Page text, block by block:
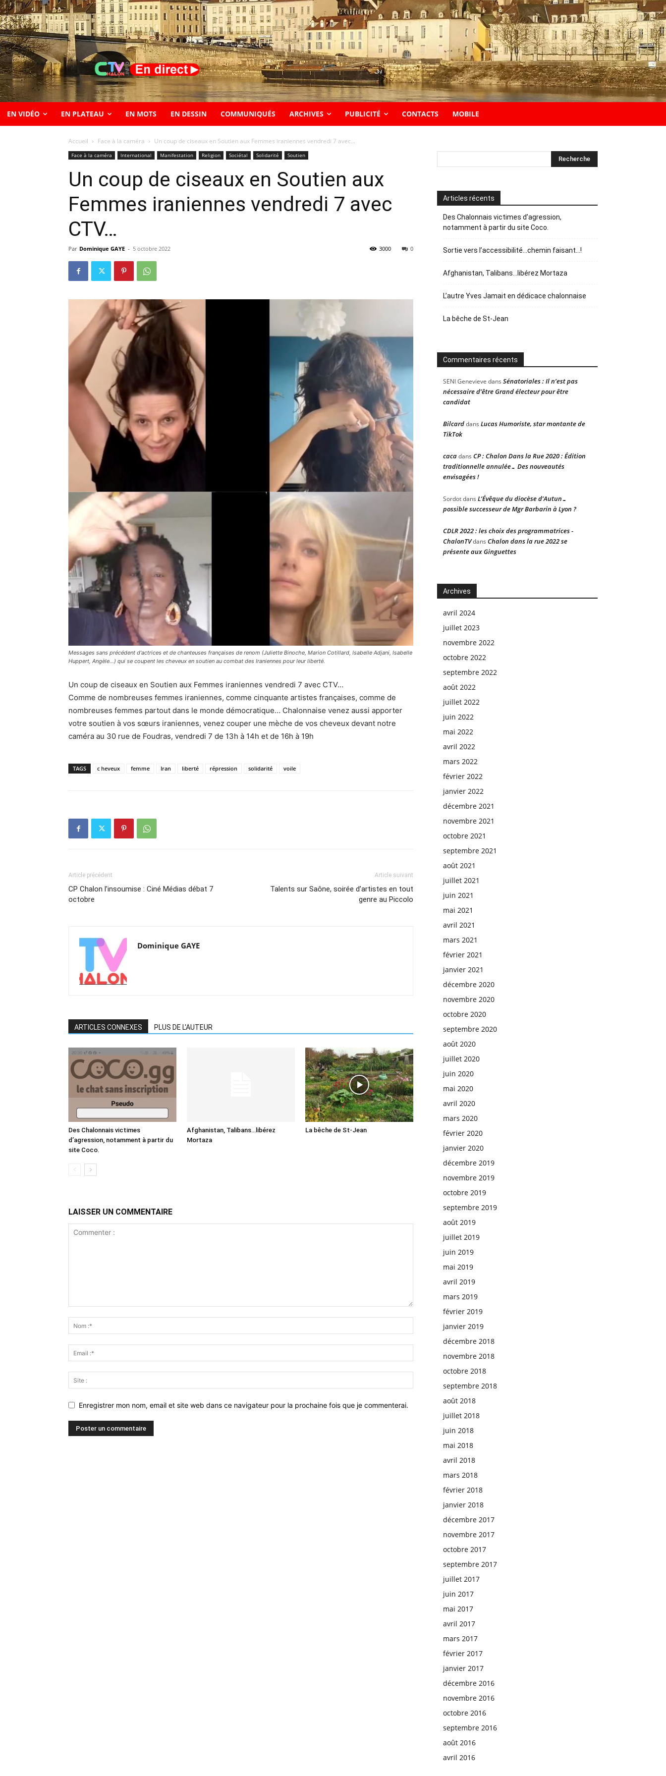
EN VIDÉO EN PLATEAU EN MOTS EN DESSIN COMMUNIQUÉS ARCHIVES PUBLICITÉ CONTACTS MOBILE
Accueil Face à la caméra Un coup de ciseaux en Soutien aux Femmes iraniennes vendredi 7 avec...
Face à la caméra International Manifestation Religion Sociétal Solidarité Soutien
Un coup de ciseaux en Soutien aux
Femmes iraniennes vendredi 7 avec
CTV…
Par Dominique GAYE - 5 octobre 2022 0
3000
Messages sans précédent d'actrices et de chanteuses françaises de renom (Juliette Binoche, Marion Cotillard, Isabelle Adjani, Isabelle
Huppert, Angèle...) qui se coupent les cheveux en soutien au combat des Iraniennes pour leur liberté.
Un coup de ciseaux en Soutien aux Femmes iraniennes vendredi 7 avec CTV…
Comme de nombreuses femmes iraniennes, comme cinquante artistes françaises, comme de
nombreuses femmes partout dans le monde démocratique… Chalonnaise venez aussi apporter
votre soutien à vos sœurs iraniennes, venez couper une mèche de vos cheveux devant notre
caméra au 30 rue de Foudras, vendredi 7 de 13h à 14h et de 16h à 19h
TAGS c heveux femme Iran liberté répression solidarité voile
Article précédent
CP Chalon l’insoumise : Ciné Médias débat 7
octobre
Article suivant
Talents sur Saône, soirée d’artistes en tout
genre au Piccolo
Dominique GAYE
ARTICLES CONNEXES PLUS DE L'AUTEUR
Des Chalonnais victimes
d’agression, notamment à partir du
site Coco.
Afghanistan, Talibans…libérez
Mortaza
La bêche de St-Jean
LAISSER UN COMMENTAIRE
Enregistrer mon nom, email et site web dans ce navigateur pour la prochaine fois que je commenterai.
Articles récents
Des Chalonnais victimes d’agression,
notamment à partir du site Coco.
Sortie vers l’accessibilité…chemin faisant…!
Afghanistan, Talibans…libérez Mortaza
L’autre Yves Jamait en dédicace chalonnaise
La bêche de St-Jean
Commentaires récents
SENI Genevieve dans Sénatoriales : Il n’est pas
nécessaire d’être Grand électeur pour être
candidat
Bilcarddans Lucas Humoriste, star montante de
TikTok
cacadans CP : Chalon Dans la Rue 2020 : Édition
traditionnelle annulée… Des nouveautés
envisagées !
Sordotdans L’Évêque du diocèse d’Autun…
possible successeur de Mgr Barbarin à Lyon ?
CDLR 2022 : les choix des programmatrices -
ChalonTVdans Chalon dans la rue 2022 se
présente aux Ginguettes
Archives
avril 2024
juillet 2023
novembre 2022
octobre 2022
septembre 2022
août 2022
juillet 2022
juin 2022
mai 2022
avril 2022
mars 2022
février 2022
janvier 2022
décembre 2021
novembre 2021
octobre 2021
septembre 2021
août 2021
juillet 2021
juin 2021
mai 2021
avril 2021
mars 2021
février 2021
janvier 2021
décembre 2020
novembre 2020
octobre 2020
septembre 2020
août 2020
juillet 2020
juin 2020
mai 2020
avril 2020
mars 2020
février 2020
janvier 2020
décembre 2019
novembre 2019
octobre 2019
septembre 2019
août 2019
juillet 2019
juin 2019
mai 2019
avril 2019
mars 2019
février 2019
janvier 2019
décembre 2018
novembre 2018
octobre 2018
septembre 2018
août 2018
juillet 2018
juin 2018
mai 2018
avril 2018
mars 2018
février 2018
janvier 2018
décembre 2017
novembre 2017
octobre 2017
septembre 2017
juillet 2017
juin 2017
mai 2017
avril 2017
mars 2017
février 2017
janvier 2017
décembre 2016
novembre 2016
octobre 2016
septembre 2016
août 2016
avril 2016